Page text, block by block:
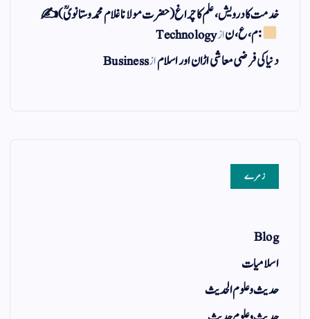
خدمت کا درویش، علم کا چراغ(حضرت مولانا غلام محمد وستانویؒ)✍
: م ، ع ، نازTechnology
دنیا کی فرضی معاشی اڑان اور اسلامازBusiness
زمرے
Blog
اسلامیات
حدیث و علوم الحدیث